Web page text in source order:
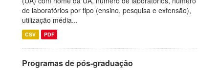
de laboratórios por tipo (ensino, pesquisa e extensão),
utilização média...
CSV PDF
Programas de pós-graduação